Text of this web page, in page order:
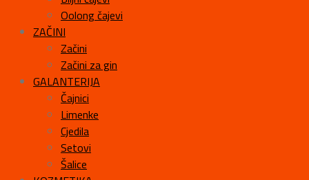
Oolong čajevi
ZAČINI
Začini
Začini za gin
GALANTERIJA
Čajnici
Limenke
Cjedila
Setovi
Šalice